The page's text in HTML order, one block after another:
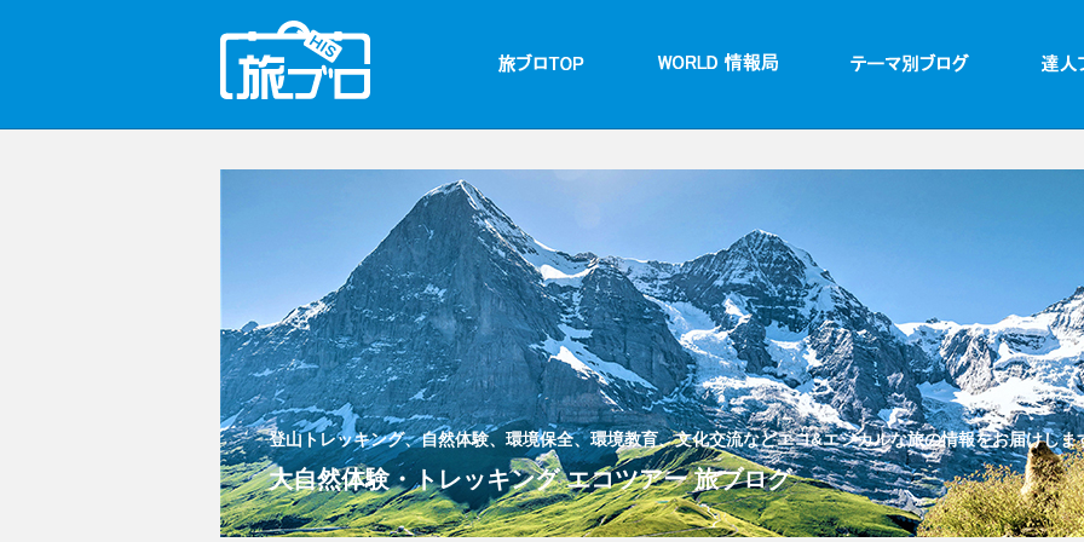
登山トレッキング、自然体験、環境保全、環境教育、文化交流などエコ&エシカルな旅の情報をお届けしま
大自然体験・トレッキング エコツアー 旅ブログ